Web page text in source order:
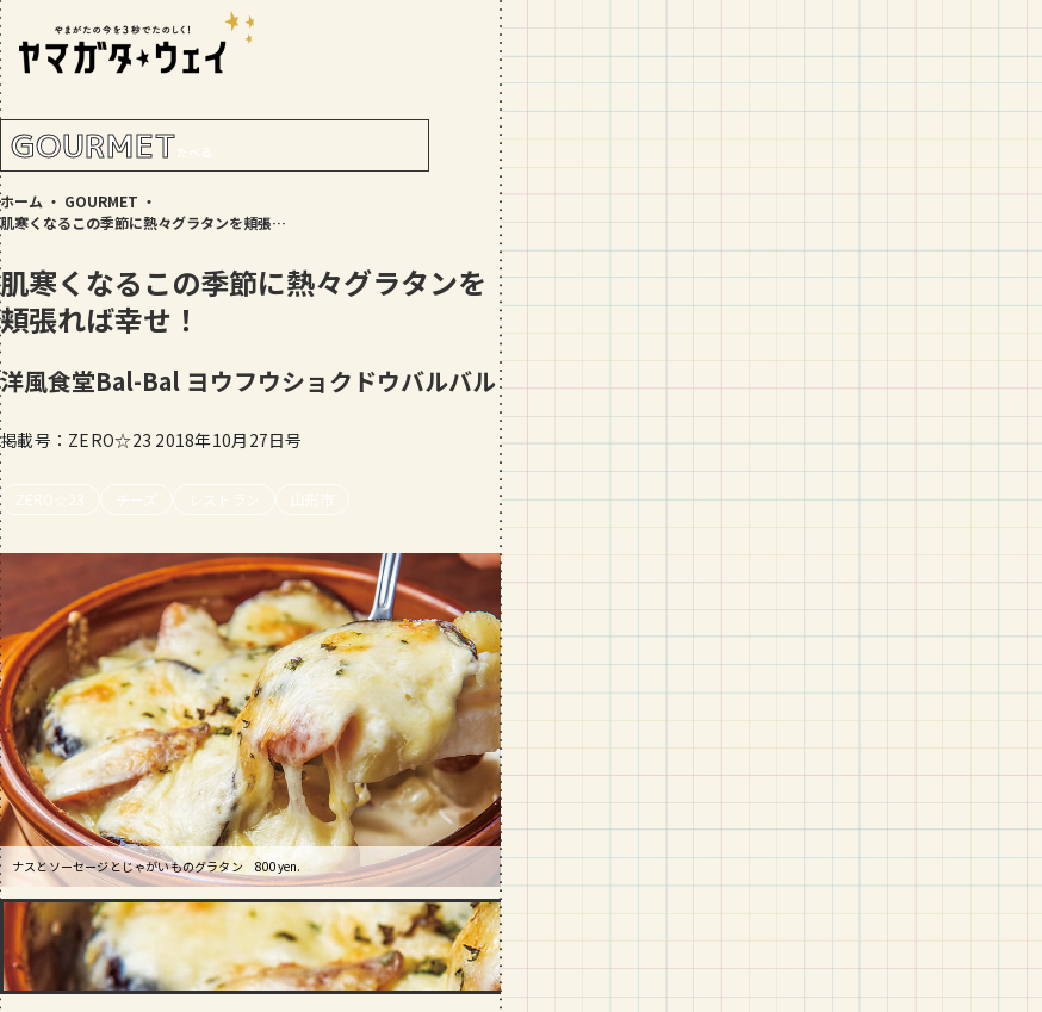
RANKING!
地元民が選ぶ山形県ラーメン人気店
【30選】ランキング付き
GOURMET
おすすめ！山形のそば【23選】地元民
の人気ランキング付！～日刊ヤマガタ
ウェイが厳選
GOURMET
局何が効果的？～おすすめのお取り寄
TRIP
段数や所要時間をご紹介！
GOURMET
山形のおすすめパン屋さん【26選】地
元民が選ぶランキングBEST５付き！
_vol.1
GOURMET たべる
ホーム ・ GOURMET ・
肌寒くなるこの季節に熱々グラタンを頬張れば幸せ！
肌寒くなるこの季節に熱々グラタンを
頬張れば幸せ！
洋風食堂Bal-Bal ヨウフウショクドウバルバル
掲載号：ZERO☆23 2018年10月27日号
ZERO☆23 チーズ レストラン 山形市
ナスとソーセージとじゃがいものグラタン 800yen.